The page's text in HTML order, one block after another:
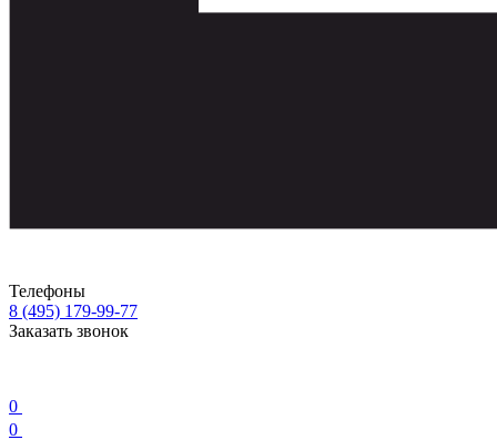
Телефоны
8 (495) 179-99-77
Заказать звонок
0
0